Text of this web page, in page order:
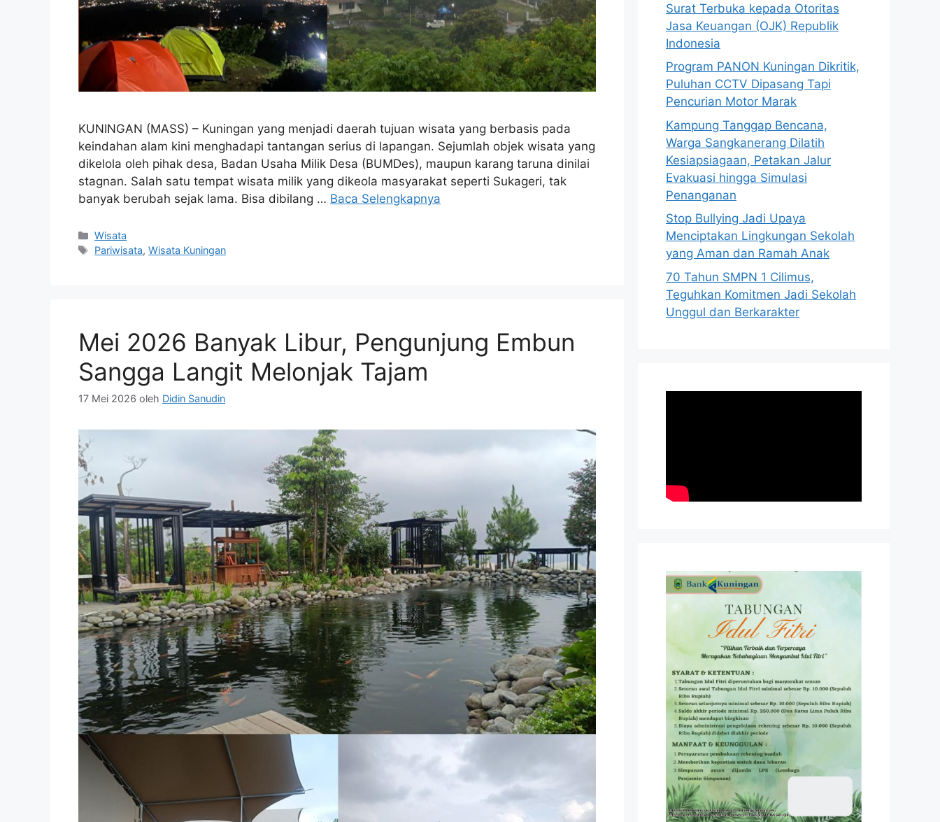
KUNINGAN (MASS) – Kuningan yang menjadi daerah tujuan wisata yang berbasis pada
keindahan alam kini menghadapi tantangan serius di lapangan. Sejumlah objek wisata yang
dikelola oleh pihak desa, Badan Usaha Milik Desa (BUMDes), maupun karang taruna dinilai
stagnan. Salah satu tempat wisata milik yang dikeola masyarakat seperti Sukageri, tak
banyak berubah sejak lama. Bisa dibilang … Baca Selengkapnya
Kategori
Wisata
Tag
Pariwisata,Wisata Kuningan
Mei 2026 Banyak Libur, Pengunjung Embun
Sangga Langit Melonjak Tajam
17 Mei 2026 oleh Didin Sanudin
Surat Terbuka kepada Otoritas
Jasa Keuangan (OJK) Republik
Indonesia
Program PANON Kuningan Dikritik,
Puluhan CCTV Dipasang Tapi
Pencurian Motor Marak
Kampung Tanggap Bencana,
Warga Sangkanerang Dilatih
Kesiapsiagaan, Petakan Jalur
Evakuasi hingga Simulasi
Penanganan
Stop Bullying Jadi Upaya
Menciptakan Lingkungan Sekolah
yang Aman dan Ramah Anak
70 Tahun SMPN 1 Cilimus,
Teguhkan Komitmen Jadi Sekolah
Unggul dan Berkarakter